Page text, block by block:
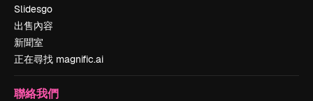
Slidesgo
出售內容
新聞室
正在尋找 magnific.ai
聯絡我們